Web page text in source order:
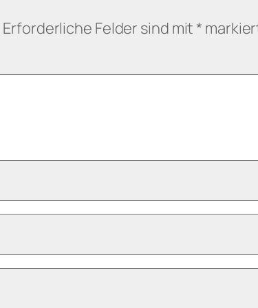
Erforderliche Felder sind mit *